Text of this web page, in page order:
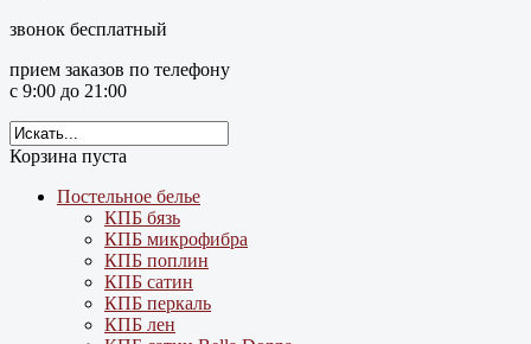
звонок бесплатный
прием заказов по телефону
с 9:00 до 21:00
Корзина пуста
Постельное белье
КПБ бязь
КПБ микрофибра
КПБ поплин
КПБ сатин
КПБ перкаль
КПБ лен